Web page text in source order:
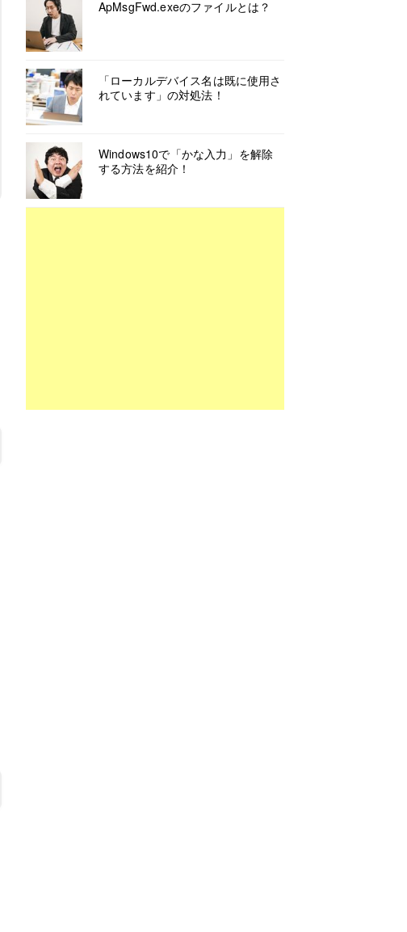
ApMsgFwd.exeのファイルとは？
「ローカルデバイス名は既に使用さ
れています」の対処法！
Windows10で「かな入力」を解除
する方法を紹介！